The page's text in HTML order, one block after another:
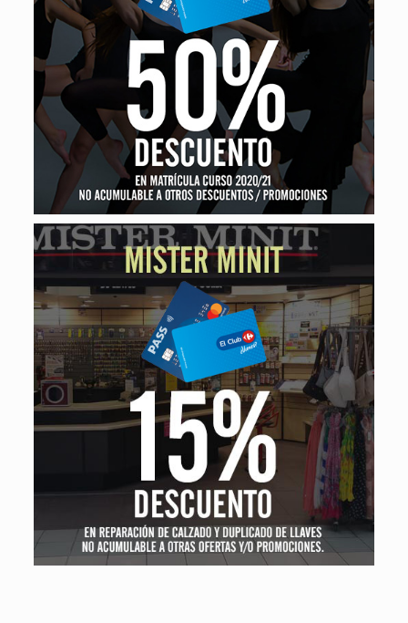
Estudio 4
50% DE DESCUENTO MATRÍCULA CURSO 2020/2021.
Mister Minit
15% DE DESCUENTO EN REPARACIÓN DE CALZADO Y
DUPLICADO DE LLAVES